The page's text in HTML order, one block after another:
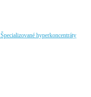
Špecializované hyperkoncentráty